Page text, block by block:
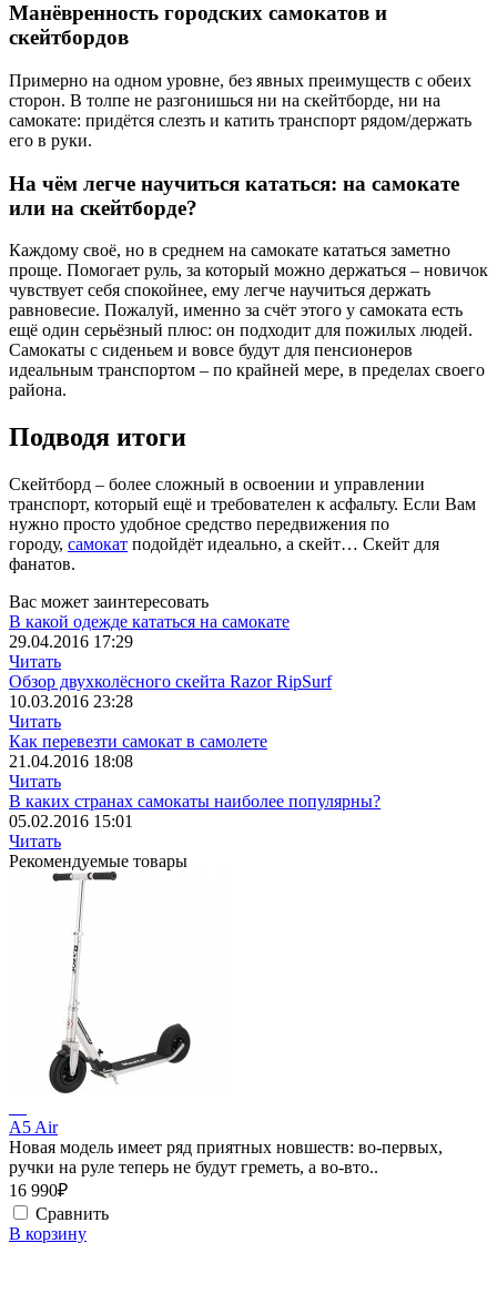
Манёвренность городских самокатов и
скейтбордов
Примерно на одном уровне, без явных преимуществ с обеих
сторон. В толпе не разгонишься ни на скейтборде, ни на
самокате: придётся слезть и катить транспорт рядом/держать
его в руки.
На чём легче научиться кататься: на самокате
или на скейтборде?
Каждому своё, но в среднем на самокате кататься заметно
проще. Помогает руль, за который можно держаться – новичок
чувствует себя спокойнее, ему легче научиться держать
равновесие. Пожалуй, именно за счёт этого у самоката есть
ещё один серьёзный плюс: он подходит для пожилых людей.
Самокаты с сиденьем и вовсе будут для пенсионеров
идеальным транспортом – по крайней мере, в пределах своего
района.
Подводя итоги
Скейтборд – более сложный в освоении и управлении
транспорт, который ещё и требователен к асфальту. Если Вам
нужно просто удобное средство передвижения по
городу, самокат подойдёт идеально, а скейт… Скейт для
фанатов.
Вас может заинтересовать
В какой одежде кататься на самокате
29.04.2016 17:29
Читать
Обзор двухколёсного скейта Razor RipSurf
10.03.2016 23:28
Читать
Как перевезти самокат в самолете
21.04.2016 18:08
Читать
В каких странах самокаты наиболее популярны?
05.02.2016 15:01
Читать
Рекомендуемые товары
A5 Air
Новая модель имеет ряд приятных новшеств: во-первых,
ручки на руле теперь не будут греметь, а во-вто..
16 990₽
Сравнить
В корзину